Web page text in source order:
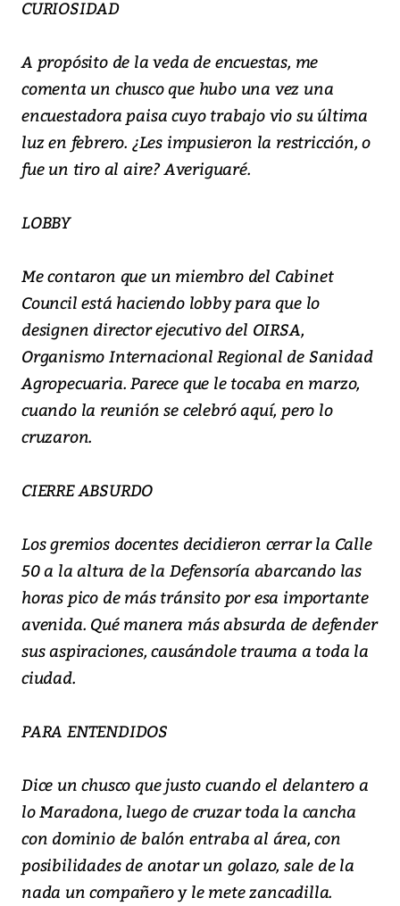
CURIOSIDAD
A propósito de la veda de encuestas, me
comenta un chusco que hubo una vez una
encuestadora paisa cuyo trabajo vio su última
luz en febrero. ¿Les impusieron la restricción, o
fue un tiro al aire? Averiguaré.
LOBBY
Me contaron que un miembro del Cabinet
Council está haciendo lobby para que lo
designen director ejecutivo del OIRSA,
Organismo Internacional Regional de Sanidad
Agropecuaria. Parece que le tocaba en marzo,
cuando la reunión se celebró aquí, pero lo
cruzaron.
CIERRE ABSURDO
Los gremios docentes decidieron cerrar la Calle
50 a la altura de la Defensoría abarcando las
horas pico de más tránsito por esa importante
avenida. Qué manera más absurda de defender
sus aspiraciones, causándole trauma a toda la
ciudad.
PARA ENTENDIDOS
Dice un chusco que justo cuando el delantero a
lo Maradona, luego de cruzar toda la cancha
con dominio de balón entraba al área, con
posibilidades de anotar un golazo, sale de la
nada un compañero y le mete zancadilla.